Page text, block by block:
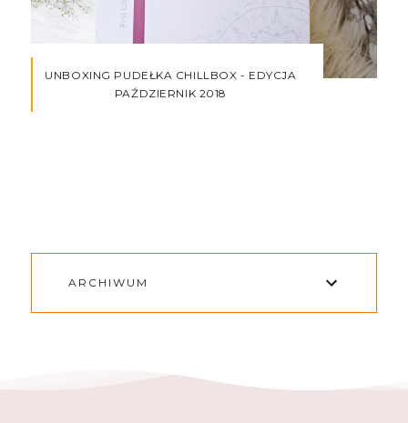
UNBOXING PUDEŁKA CHILLBOX - EDYCJA
PAŹDZIERNIK 2018
ARCHIWUM